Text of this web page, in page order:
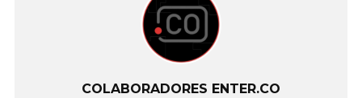
COLABORADORES ENTER.CO